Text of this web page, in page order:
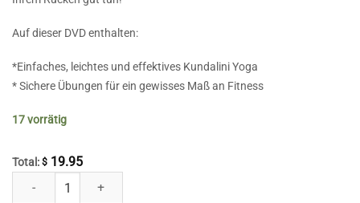
Auf dieser DVD enthalten:
*Einfaches, leichtes und effektives Kundalini Yoga
* Sichere Übungen für ein gewisses Maß an Fitness
17 vorrätig
Total: $ 19.95
Heilen Sie jetzt Ihren Rücken! Menge